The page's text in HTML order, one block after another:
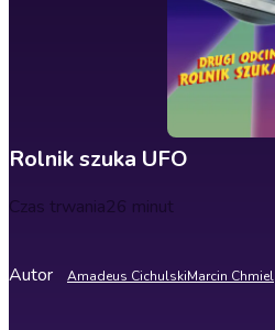
Rolnik szuka UFO
Czas trwania26 minut
Autor Amadeus CichulskiMarcin Chmiel